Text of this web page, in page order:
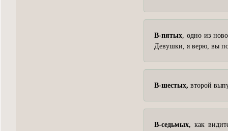
В-пятых, одно из
Девушки, я верю, вы
В-шестых, второй
В-седьмых, как